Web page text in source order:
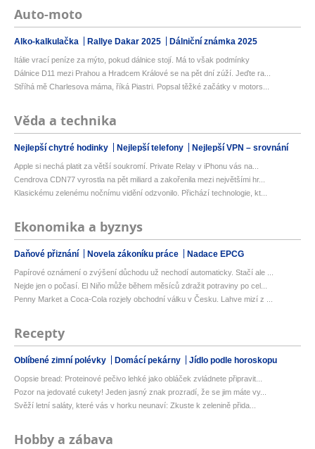
Auto-moto
Alko-kalkulačka Rallye Dakar 2025 Dálniční známka 2025
Itálie vrací peníze za mýto, pokud dálnice stojí. Má to však podmínky
Dálnice D11 mezi Prahou a Hradcem Králové se na pět dní zúží. Jeďte ra...
Stříhá mě Charlesova máma, říká Piastri. Popsal těžké začátky v motors...
Věda a technika
Nejlepší chytré hodinky Nejlepší telefony Nejlepší VPN – srovnání
Apple si nechá platit za větší soukromí. Private Relay v iPhonu vás na...
Cendrova CDN77 vyrostla na pět miliard a zakořenila mezi největšími hr...
Klasickému zelenému nočnímu vidění odzvonilo. Přichází technologie, kt...
Ekonomika a byznys
Daňové přiznání Novela zákoníku práce Nadace EPCG
Papírové oznámení o zvýšení důchodu už nechodí automaticky. Stačí ale ...
Nejde jen o počasí. El Niňo může během měsíců zdražit potraviny po cel...
Penny Market a Coca-Cola rozjely obchodní válku v Česku. Lahve mizí z ...
Recepty
Oblíbené zimní polévky Domácí pekárny Jídlo podle horoskopu
Oopsie bread: Proteinové pečivo lehké jako obláček zvládnete připravit...
Pozor na jedovaté cukety! Jeden jasný znak prozradí, že se jim máte vy...
Svěží letní saláty, které vás v horku neunaví: Zkuste k zelenině přida...
Hobby a zábava